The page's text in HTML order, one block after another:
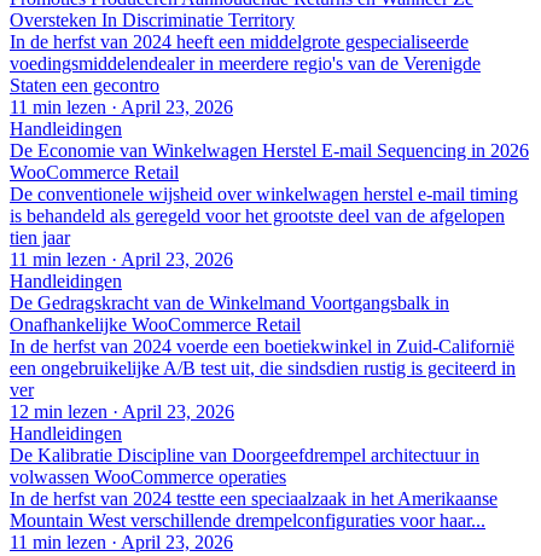
Oversteken In Discriminatie Territory
In de herfst van 2024 heeft een middelgrote gespecialiseerde
voedingsmiddelendealer in meerdere regio's van de Verenigde
Staten een gecontro
11 min lezen · April 23, 2026
Handleidingen
De Economie van Winkelwagen Herstel E-mail Sequencing in 2026
WooCommerce Retail
De conventionele wijsheid over winkelwagen herstel e-mail timing
is behandeld als geregeld voor het grootste deel van de afgelopen
tien jaar
11 min lezen · April 23, 2026
Handleidingen
De Gedragskracht van de Winkelmand Voortgangsbalk in
Onafhankelijke WooCommerce Retail
In de herfst van 2024 voerde een boetiekwinkel in Zuid-Californië
een ongebruikelijke A/B test uit, die sindsdien rustig is geciteerd in
ver
12 min lezen · April 23, 2026
Handleidingen
De Kalibratie Discipline van Doorgeefdrempel architectuur in
volwassen WooCommerce operaties
In de herfst van 2024 testte een speciaalzaak in het Amerikaanse
Mountain West verschillende drempelconfiguraties voor haar...
11 min lezen · April 23, 2026